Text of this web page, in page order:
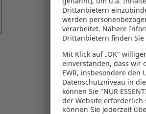
Familie
Baby-Ausstattung
Baby-Bett
Spielzimmer